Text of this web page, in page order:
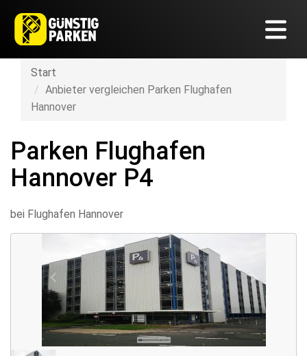
Start
Anbieter vergleichen Parken Flughafen
Hannover
Parken Flughafen
Hannover P4
bei Flughafen Hannover